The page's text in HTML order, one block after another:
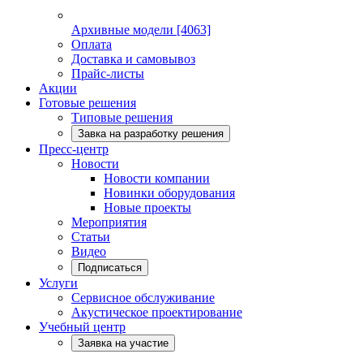
Архивные модели [4063]
Оплата
Доставка и самовывоз
Прайс-листы
Акции
Готовые решения
Типовые решения
Завка на разработку решения
Пресс-центр
Новости
Новости компании
Новинки оборудования
Новые проекты
Мероприятия
Статьи
Видео
Подписаться
Услуги
Сервисное обслуживание
Акустическое проектирование
Учебный центр
Заявка на участие